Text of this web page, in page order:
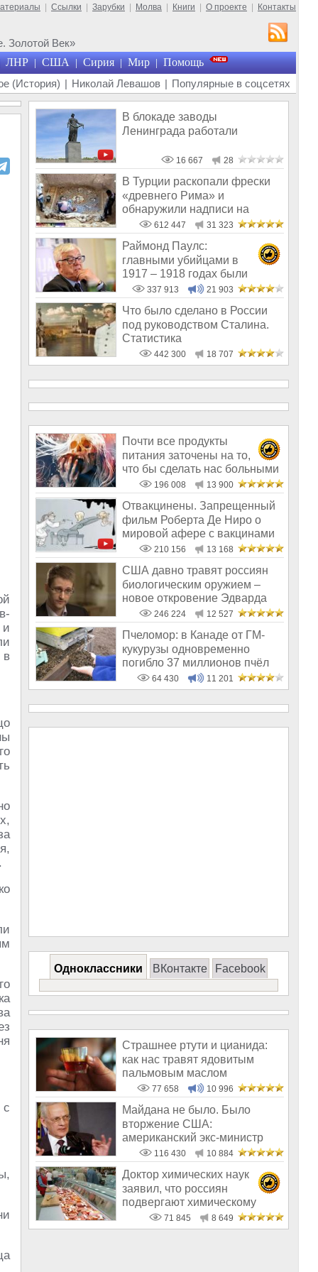
Ссылки Зарубки Молва Книги О проекте Контакты
Золотой Век»
ЛНР | США | Сирия | Мир | Помощь
(История) | Николай Левашов | Популярные в соцсетях
и
в
с
В блокаде заводы
Ленинграда работали
16 667 28
В Турции раскопали фрески
«древнего Рима» и
обнаружили надписи на
Русском!612 447 31 323
Раймонд Паулс:
главными убийцами в
1917 – 1918 годах были
латыши и евреи, а не русс
337 913 21 903
Что было сделано в России
под руководством Сталина.
Статистика
442 300 18 707
Почти все продукты
питания заточены на то,
что бы сделать нас больными
и бесплодным
196 008 13 900
Отвакцинены. Запрещенный
фильм Роберта Де Ниро о
мировой афере с вакцинами
210 156 13 168
США давно травят россиян
биологическим оружием –
новое откровение Эдварда
Сноудена
246 224 12 527
Пчеломор: в Канаде от ГМ-
кукурузы одновременно
погибло 37 миллионов пчёл
64 430 11 201
Одноклассники ВКонтакте Facebook
Страшнее ртути и цианида:
как нас травят ядовитым
пальмовым маслом
77 658 10 996
Майдана не было. Было
вторжение США:
американский экс-министр
написал открытое пись
116 430 10 884
Доктор химических наук
заявил, что россиян
подвергают химическому
геноциду71 845 8 649